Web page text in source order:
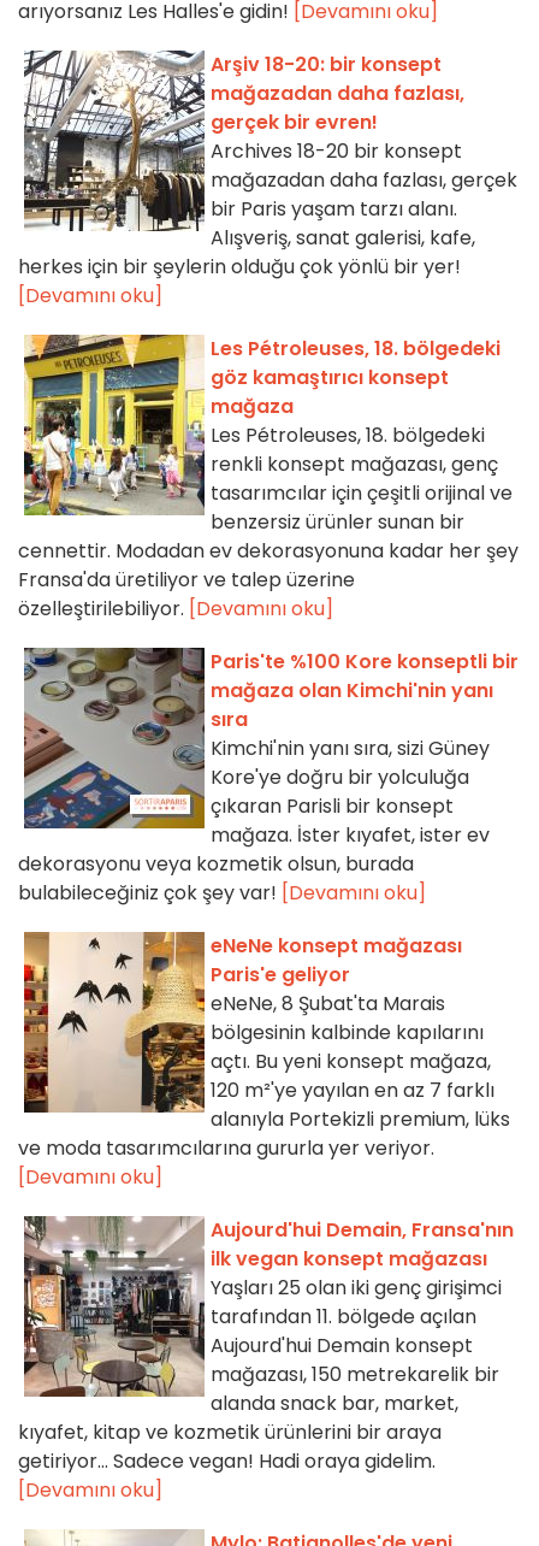
arıyorsanız Les Halles'e gidin! [Devamını oku]
Arşiv 18-20: bir konsept
mağazadan daha fazlası,
gerçek bir evren!
Archives 18-20 bir konsept
mağazadan daha fazlası, gerçek
bir Paris yaşam tarzı alanı.
Alışveriş, sanat galerisi, kafe,
herkes için bir şeylerin olduğu çok yönlü bir yer!
[Devamını oku]
Les Pétroleuses, 18. bölgedeki
göz kamaştırıcı konsept
mağaza
Les Pétroleuses, 18. bölgedeki
renkli konsept mağazası, genç
tasarımcılar için çeşitli orijinal ve
benzersiz ürünler sunan bir
cennettir. Modadan ev dekorasyonuna kadar her şey
Fransa'da üretiliyor ve talep üzerine
özelleştirilebiliyor. [Devamını oku]
Paris'te %100 Kore konseptli bir
mağaza olan Kimchi'nin yanı
sıra
Kimchi'nin yanı sıra, sizi Güney
Kore'ye doğru bir yolculuğa
çıkaran Parisli bir konsept
mağaza. İster kıyafet, ister ev
dekorasyonu veya kozmetik olsun, burada
bulabileceğiniz çok şey var! [Devamını oku]
eNeNe konsept mağazası
Paris'e geliyor
eNeNe, 8 Şubat'ta Marais
bölgesinin kalbinde kapılarını
açtı. Bu yeni konsept mağaza,
120 m²'ye yayılan en az 7 farklı
alanıyla Portekizli premium, lüks
ve moda tasarımcılarına gururla yer veriyor.
[Devamını oku]
Aujourd'hui Demain, Fransa'nın
ilk vegan konsept mağazası
Yaşları 25 olan iki genç girişimci
tarafından 11. bölgede açılan
Aujourd'hui Demain konsept
mağazası, 150 metrekarelik bir
alanda snack bar, market,
kıyafet, kitap ve kozmetik ürünlerini bir araya
getiriyor... Sadece vegan! Hadi oraya gidelim.
[Devamını oku]